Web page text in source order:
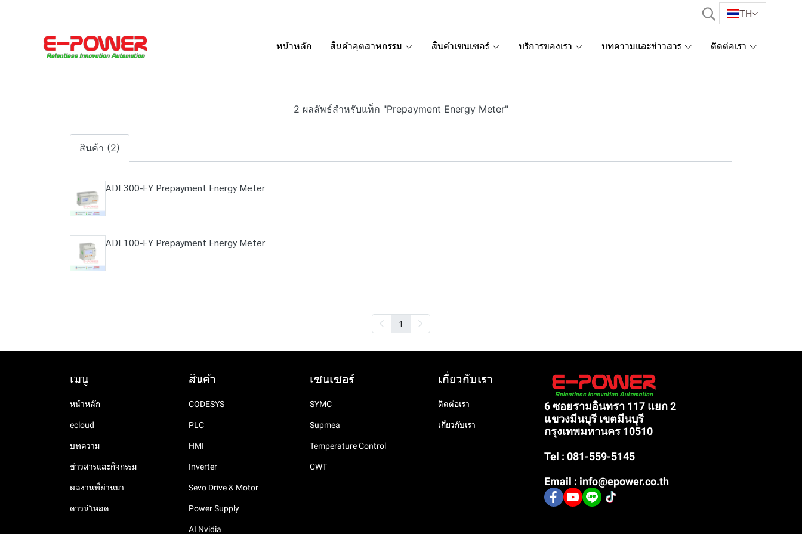
TH
หน้าหลัก สินค้าอุตสาหกรรม สินค้าเซนเซอร์ บริการของเรา บทความและข่าวสาร ติดต่อเรา
2 ผลลัพธ์สำหรับแท็ก "Prepayment Energy Meter"
สินค้า (2)
ADL300-EY Prepayment Energy Meter
ADL100-EY Prepayment Energy Meter
1
เมนู
หน้าหลัก
ecloud
บทความ
ข่าวสารและกิจกรรม
ผลงานที่ผ่านมา
ดาวน์โหลด
สินค้า
CODESYS
PLC
HMI
Inverter
Sevo Drive & Motor
Power Supply
AI Nvidia
เซนเซอร์
SYMC
Supmea
Temperature Control
CWT
เกี่ยวกับเรา
ติดต่อเรา
เกี่ยวกับเรา
6 ซอยรามอินทรา 117 แยก 2
แขวงมีนบุรี เขตมีนบุรี
กรุงเทพมหานคร 10510
Tel : 081-559-5145
Email : info@epower.co.th